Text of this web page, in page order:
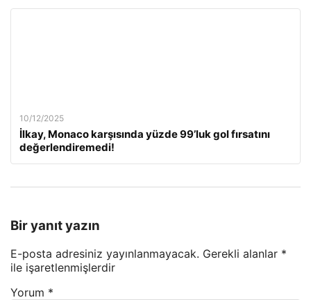
10/12/2025
İlkay, Monaco karşısında yüzde 99’luk gol fırsatını
değerlendiremedi!
Bir yanıt yazın
E-posta adresiniz yayınlanmayacak. Gerekli alanlar *
ile işaretlenmişlerdir
Yorum *